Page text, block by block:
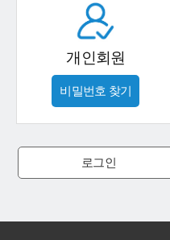
개인회원
비밀번호 찾기
로그인